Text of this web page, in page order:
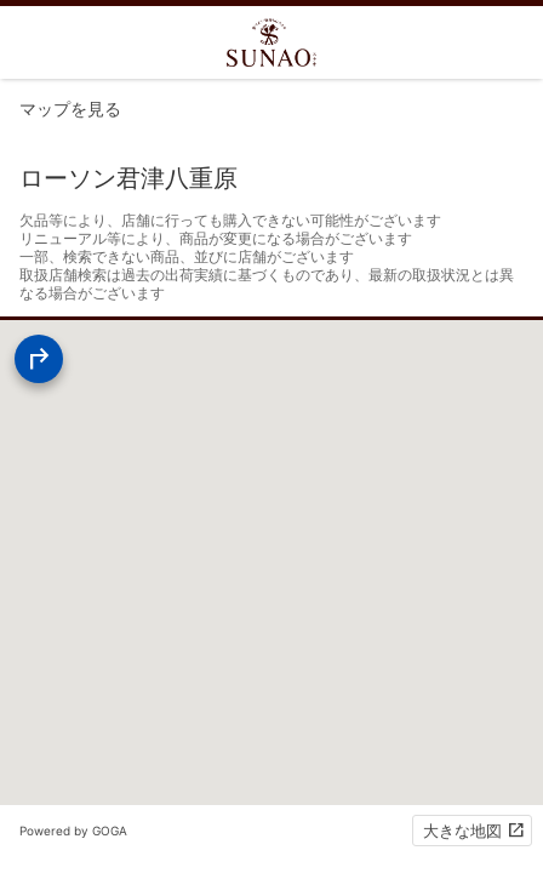
マップを見る
ローソン君津八重原
欠品等により、店舗に行っても購入できない可能性がございます
リニューアル等により、商品が変更になる場合がございます
一部、検索できない商品、並びに店舗がございます
取扱店舗検索は過去の出荷実績に基づくものであり、最新の取扱状況とは異
なる場合がございます
Powered by GOGA 大きな地図